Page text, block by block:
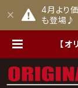
4月より
も登場♪
【